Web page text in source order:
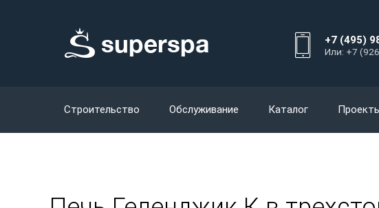
+7 (495)
Или: +7
Строительство Обслуживание Каталог